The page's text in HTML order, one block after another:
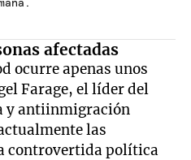
afectadas
ocurre apenas unos
Farage, el líder del
y antiinmigración
las
controvertida política